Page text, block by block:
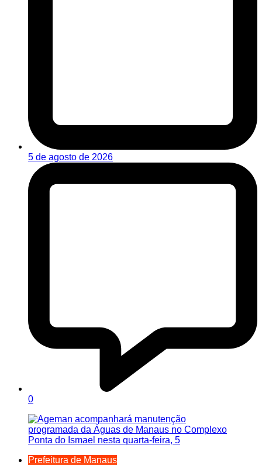
5 de agosto de 2026
0
Prefeitura de Manaus